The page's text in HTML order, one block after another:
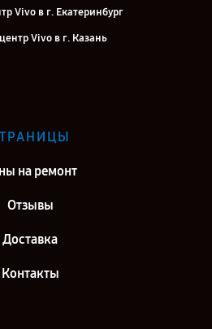
Vivo в г. Екатеринбург
Vivo в г. Казань
центр Vivo в г. Киров
на ремонт
Отзывы
Доставка
Контакты